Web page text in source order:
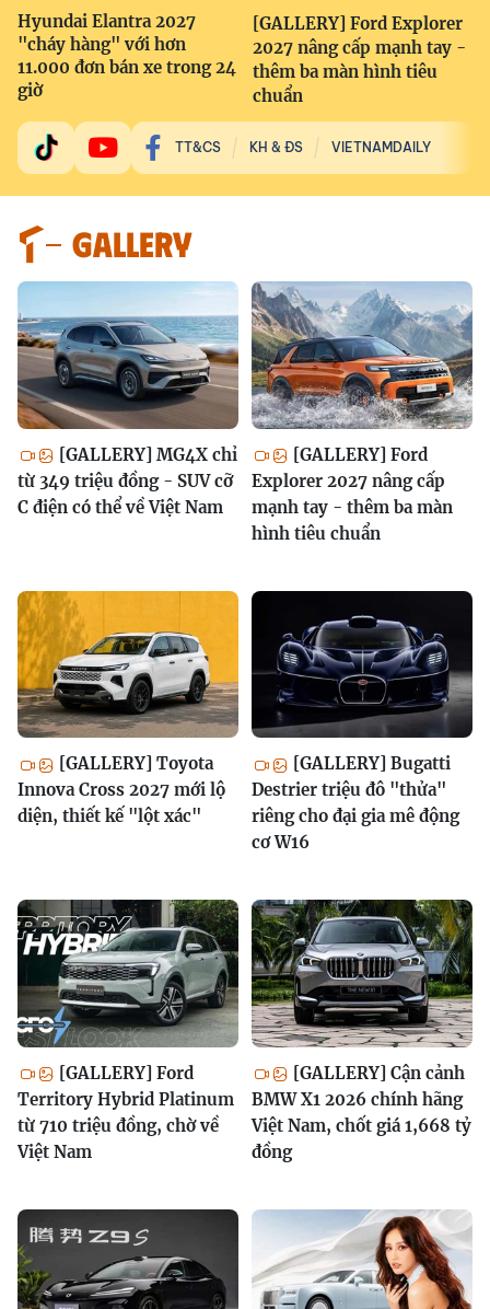
Hyundai Elantra 2027
"cháy hàng" với hơn
11.000 đơn bán xe trong 24
giờ
[GALLERY] Ford Explorer
2027 nâng cấp mạnh tay -
thêm ba màn hình tiêu
chuẩn
TT&CS KH & ĐS VIETNAMDAILY
GALLERY
[GALLERY] MG4X chỉ
từ 349 triệu đồng - SUV cỡ
C điện có thể về Việt Nam
[GALLERY] Ford
Explorer 2027 nâng cấp
mạnh tay - thêm ba màn
hình tiêu chuẩn
[GALLERY] Toyota
Innova Cross 2027 mới lộ
diện, thiết kế "lột xác"
[GALLERY] Bugatti
Destrier triệu đô "thửa"
riêng cho đại gia mê động
cơ W16
[GALLERY] Ford
Territory Hybrid Platinum
từ 710 triệu đồng, chờ về
Việt Nam
[GALLERY] Cận cảnh
BMW X1 2026 chính hãng
Việt Nam, chốt giá 1,668 tỷ
đồng